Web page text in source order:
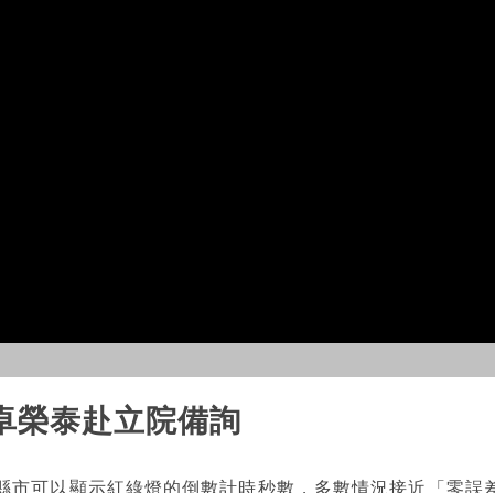
榮泰赴立院備詢
市可以顯示紅綠燈的倒數計時秒數，多數情況接近「零誤